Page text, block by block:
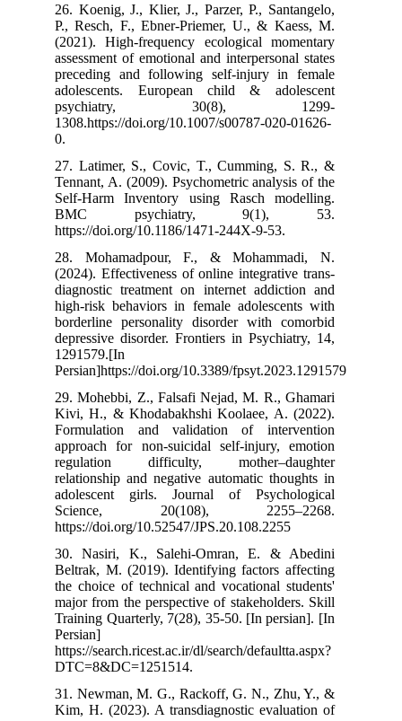
26. Koenig, J.,
P., Resch, F.,
(2021). High-
assessment of
preceding
adolescents.
1308.‌https://
27. Latimer,
Tennant, A.
Self-Harm
BMC
28.
(2024).
diagnostic
high-risk
borderline
depressive
Persian]https://
29. Mohebbi,
Kivi, H., &
Formulation
approach for
regulation
relationship
adolescent
Science,
30. Nasiri,
Beltrak, M.
the choice of
major from the
Training
https://
31. Newman,
Kim, H.